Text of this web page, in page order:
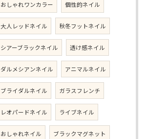
おしゃれワンカラー 個性的ネイル
大人レッドネイル 秋冬フットネイル
シアーブラックネイル 透け感ネイル
ダルメシアンネイル アニマルネイル
ブライダルネイル ガラスフレンチ
レオパードネイル ライブネイル
おしゃれネイル ブラックマグネット